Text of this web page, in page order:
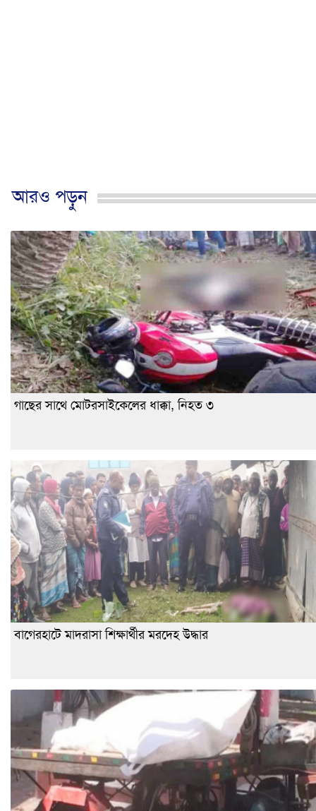
আরও পড়ুন
গাছের সাথে মোটরসাইকেলের ধাক্কা, নিহত ৩
বাগেরহাটে মাদরাসা শিক্ষার্থীর মরদেহ উদ্ধার